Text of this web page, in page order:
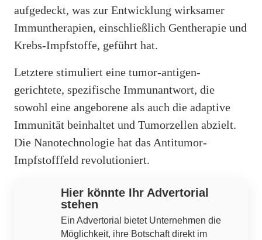
aufgedeckt, was zur Entwicklung wirksamer
Immuntherapien, einschließlich Gentherapie und
Krebs-Impfstoffe, geführt hat.
Letztere stimuliert eine tumor-antigen-
gerichtete, spezifische Immunantwort, die
sowohl eine angeborene als auch die adaptive
Immunität beinhaltet und Tumorzellen abzielt.
Die Nanotechnologie hat das Antitumor-
Impfstofffeld revolutioniert.
Hier könnte Ihr Advertorial
stehen
Ein Advertorial bietet Unternehmen die
Möglichkeit, ihre Botschaft direkt im